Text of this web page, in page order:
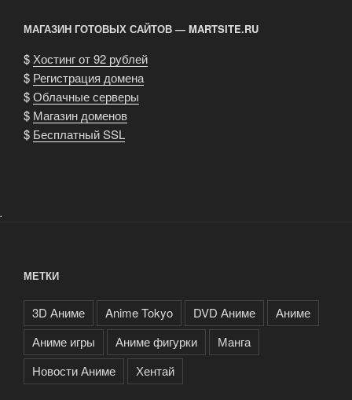
МАГАЗИН ГОТОВЫХ САЙТОВ — MARTSITE.RU
$Хостинг от 92 рублей
$ Регистрация домена
$Облачные серверы
$ Магазин доменов
$ Бесплатный SSL
.
МЕТКИ
3D Аниме Anime Tokyo DVD Аниме
Аниме
Аниме игры
Аниме фигурки
Манга
Новости Аниме
Хентай